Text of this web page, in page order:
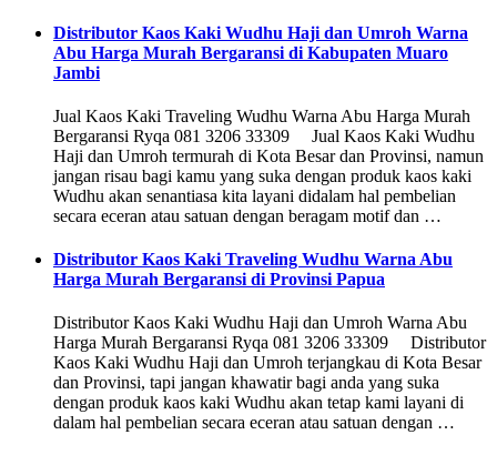
Distributor Kaos Kaki Wudhu Haji dan Umroh Warna
Abu Harga Murah Bergaransi di Kabupaten Muaro
Jambi
Jual Kaos Kaki Traveling Wudhu Warna Abu Harga Murah
Bergaransi Ryqa 081 3206 33309 Jual Kaos Kaki Wudhu
Haji dan Umroh termurah di Kota Besar dan Provinsi, namun
jangan risau bagi kamu yang suka dengan produk kaos kaki
Wudhu akan senantiasa kita layani didalam hal pembelian
secara eceran atau satuan dengan beragam motif dan …
Distributor Kaos Kaki Traveling Wudhu Warna Abu
Harga Murah Bergaransi di Provinsi Papua
Distributor Kaos Kaki Wudhu Haji dan Umroh Warna Abu
Harga Murah Bergaransi Ryqa 081 3206 33309 Distributor
Kaos Kaki Wudhu Haji dan Umroh terjangkau di Kota Besar
dan Provinsi, tapi jangan khawatir bagi anda yang suka
dengan produk kaos kaki Wudhu akan tetap kami layani di
dalam hal pembelian secara eceran atau satuan dengan …